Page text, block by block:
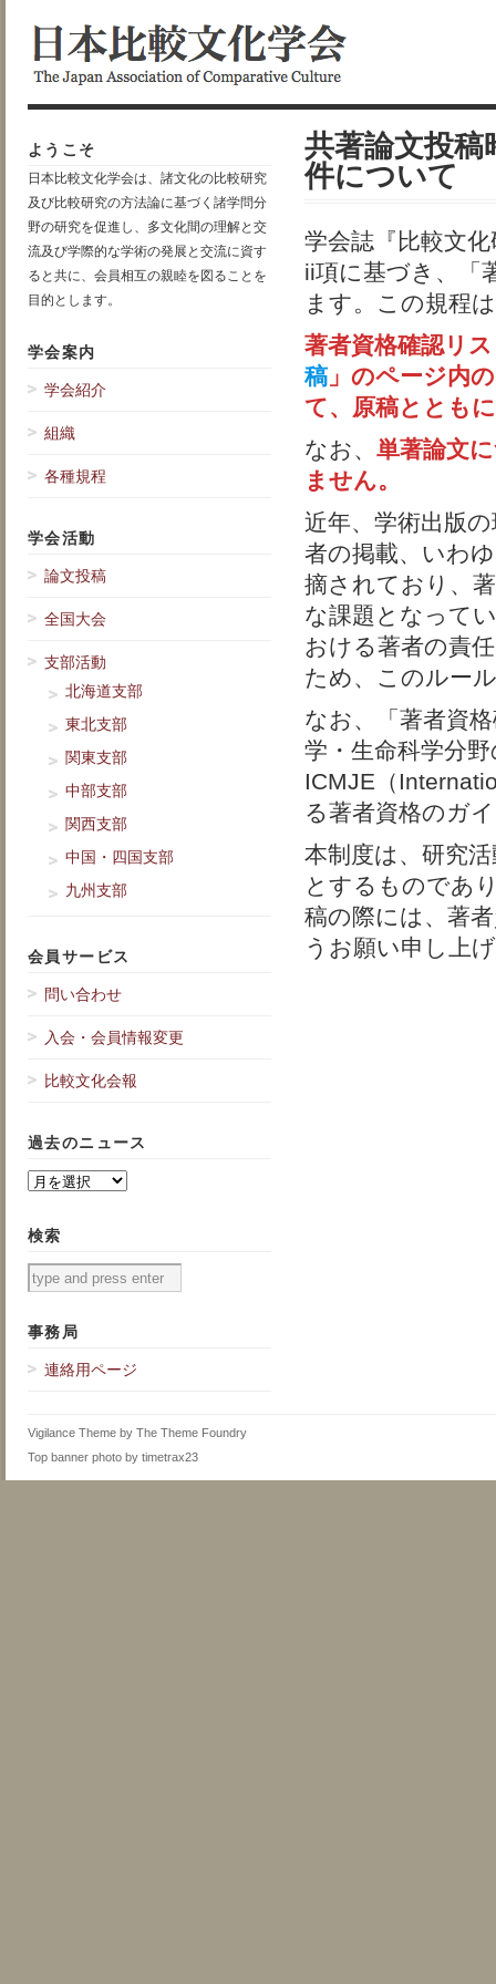
共著論文投稿
件について
学会誌『比較文
ii項に基づき、「
ます。この規程
著者資格確認リ
稿 」のページ内
て、原稿ととも
なお、 単著論文
ません。
近年、学術出版
者の掲載、いわ
摘されており、
な課題となって
おける著者の責
ため、このルー
なお、「著者資
学・生命科学分
ICMJE（
る著者資格のガ
本制度は、研究
とするものであ
稿の際には、著
うお願い申し上
ようこそ
日本比較文化学会は、諸文化の比較研究
及び比較研究の方法論に基づく諸学問分
野の研究を促進し、多文化間の理解と交
流及び学際的な学術の発展と交流に資す
ると共に、会員相互の親睦を図ることを
目的とします。
学会案内
学会紹介
組織
各種規程
学会活動
論文投稿
全国大会
支部活動
北海道支部
東北支部
関東支部
中部支部
関西支部
中国・四国支部
九州支部
会員サービス
問い合わせ
入会・会員情報変更
比較文化会報
過去のニュース
過
去
ニ
ュ
ー
検索
事務局
連絡用ページ
Vigilance Theme by The Theme Foundry
Top banner photo by timetrax23